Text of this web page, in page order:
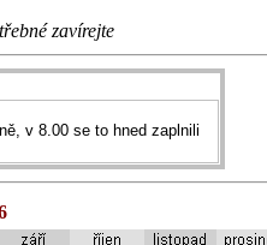
zavírejte
v 8.00 se to hned zaplnili